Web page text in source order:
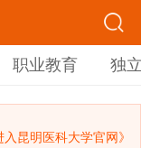
职业教育 独
入昆明医科大学官网》